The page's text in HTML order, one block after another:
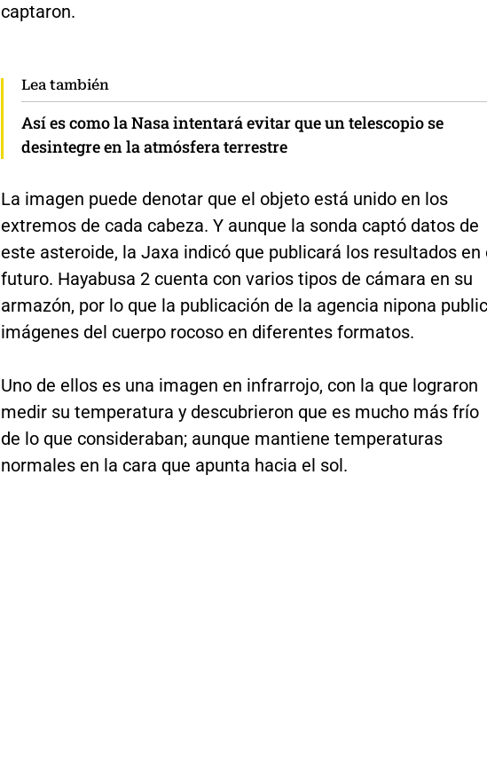
captaron.
Lea también
Así es como la Nasa intentará evitar que un telescopio se
desintegre en la atmósfera terrestre
La imagen puede denotar que el objeto está unido en los
extremos de cada cabeza. Y aunque la sonda captó datos de
este asteroide, la Jaxa indicó que publicará los resultados en
futuro. Hayabusa 2 cuenta con varios tipos de cámara en su
armazón, por lo que la publicación de la agencia nipona
imágenes del cuerpo rocoso en diferentes formatos.
Uno de ellos es una imagen en infrarrojo, con la que lograron
medir su temperatura y descubrieron que es mucho más frío
de lo que consideraban; aunque mantiene temperaturas
normales en la cara que apunta hacia el sol.